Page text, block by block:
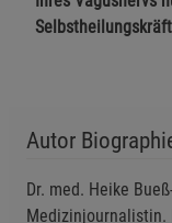
Autor
Dr. med. Heike
Medizinjournalistin.
Statistik